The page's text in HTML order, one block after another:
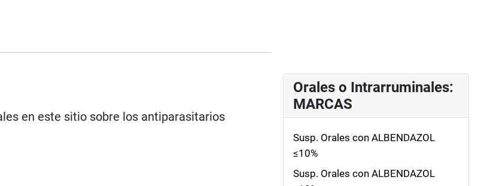
en este sitio sobre los antiparasitarios
Orales o Intrarruminales:
MARCAS
Susp. Orales con ALBENDAZOL
≤10%
Susp. Orales con ALBENDAZOL